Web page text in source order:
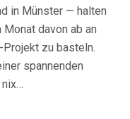
in Münster — halten
davon ab an
zu basteln.
spannenden